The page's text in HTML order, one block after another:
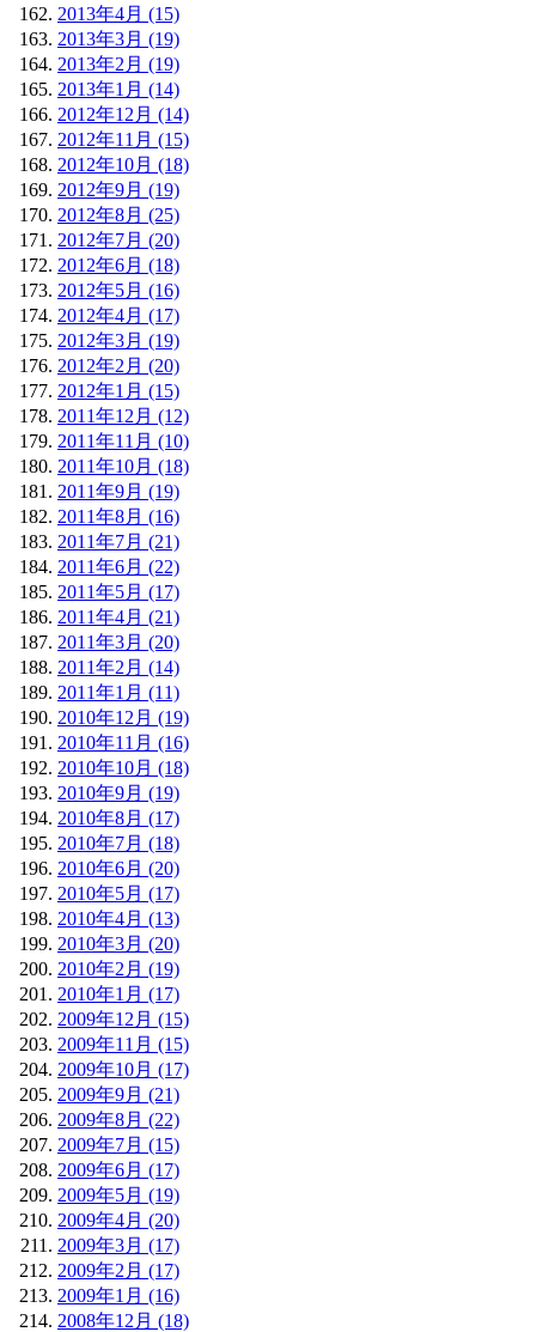
2013年4月 (15)
2013年3月 (19)
2013年2月 (19)
2013年1月 (14)
2012年12月 (14)
2012年11月 (15)
2012年10月 (18)
2012年9月 (19)
2012年8月 (25)
2012年7月 (20)
2012年6月 (18)
2012年5月 (16)
2012年4月 (17)
2012年3月 (19)
2012年2月 (20)
2012年1月 (15)
2011年12月 (12)
2011年11月 (10)
2011年10月 (18)
2011年9月 (19)
2011年8月 (16)
2011年7月 (21)
2011年6月 (22)
2011年5月 (17)
2011年4月 (21)
2011年3月 (20)
2011年2月 (14)
2011年1月 (11)
2010年12月 (19)
2010年11月 (16)
2010年10月 (18)
2010年9月 (19)
2010年8月 (17)
2010年7月 (18)
2010年6月 (20)
2010年5月 (17)
2010年4月 (13)
2010年3月 (20)
2010年2月 (19)
2010年1月 (17)
2009年12月 (15)
2009年11月 (15)
2009年10月 (17)
2009年9月 (21)
2009年8月 (22)
2009年7月 (15)
2009年6月 (17)
2009年5月 (19)
2009年4月 (20)
2009年3月 (17)
2009年2月 (17)
2009年1月 (16)
2008年12月 (18)